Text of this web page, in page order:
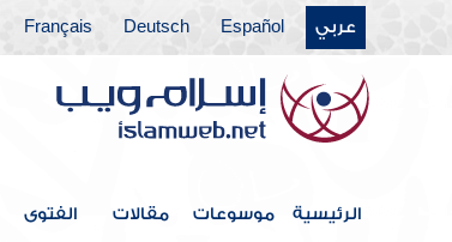
عربي Español
Deutsch
Français
الرئيسية موسوعات مقالات الفتوى
كتاب العلم
كتاب الاستئذان والآداب
كتاب الأدب
كتاب الأمثال